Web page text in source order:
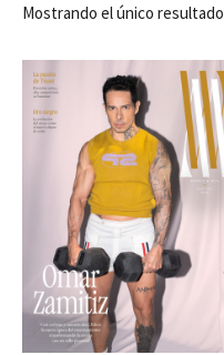
Mostrando el único resultado